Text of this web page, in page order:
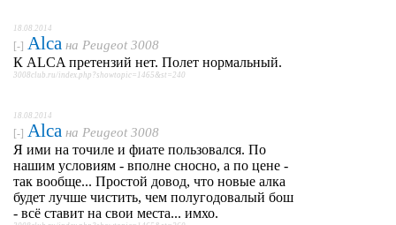
18.08.2014
[-] Alca на Peugeot 3008
К ALCA претензий нет. Полет нормальный.
3008club.ru/index.php?showtopic=1465&st=240
18.08.2014
[-] Alca на Peugeot 3008
Я ими на точиле и фиате пользовался. По
нашим условиям - вполне сносно, а по цене -
так вообще... Простой довод, что новые алка
будет лучше чистить, чем полугодовалый бош
- всё ставит на свои места... имхо.